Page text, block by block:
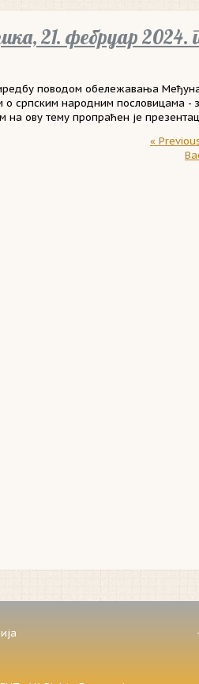
21. фебруар 2024.
поводом обележавања
српским народним пословицама -
на ову тему пропраћен је
«